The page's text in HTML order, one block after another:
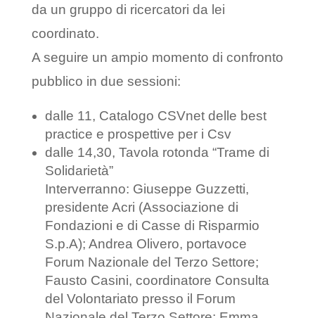
da un gruppo di ricercatori da lei
coordinato.
A seguire un ampio momento di confronto
pubblico in due sessioni:
dalle 11, Catalogo CSVnet delle best
practice e prospettive per i Csv
dalle 14,30, Tavola rotonda “Trame di
Solidarietà”
Interverranno: Giuseppe Guzzetti,
presidente Acri (Associazione di
Fondazioni e di Casse di Risparmio
S.p.A); Andrea Olivero, portavoce
Forum Nazionale del Terzo Settore;
Fausto Casini, coordinatore Consulta
del Volontariato presso il Forum